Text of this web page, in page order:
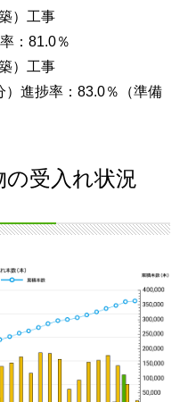
）工事
：81.0％
）工事
進捗率：83.0％（準備
受入れ状況